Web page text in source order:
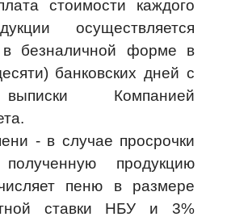
стоимости каждого
осуществляется
в безналичной форме в
банковских дней с
Компанией
- в случае просрочки
продукцию
пеню в размере
ставки НБУ и 3%